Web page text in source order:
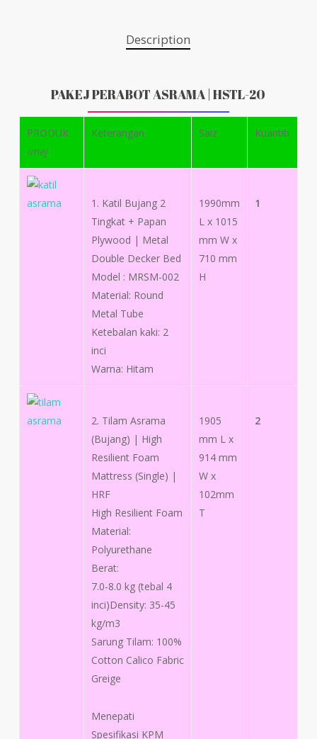
Description
PAKEJ PERABOT ASRAMA | HSTL-20
PRODUK
imej
Keterangan Saiz Kuantiti
1. Katil Bujang 2
Tingkat + Papan
Plywood | Metal
Double Decker Bed
Model : MRSM-002
Material: Round
Metal Tube
Ketebalan kaki: 2
inci
Warna: Hitam
1990mm
L x 1015
mm W x
710 mm
H
1
2. Tilam Asrama
(Bujang) | High
Resilient Foam
Mattress (Single) |
HRF
High Resilient Foam
Material:
Polyurethane
Berat:
7.0-8.0 kg (tebal 4
inci)Density: 35-45
kg/m3
Sarung Tilam: 100%
Cotton Calico Fabric
Greige
Menepati
Spesifikasi KPM
1905
mm L x
914 mm
W x
102mm
T
2